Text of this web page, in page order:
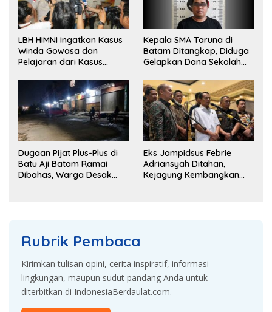
LBH HIMNI Ingatkan Kasus
Winda Gowasa dan
Pelajaran dari Kasus
Kepala SMA Taruna di
Batam Ditangkap, Diduga
Gelapkan Dana Sekolah
Dugaan Pijat Plus-Plus di
Batu Aji Batam Ramai
Dibahas, Warga Desak
Eks Jampidsus Febrie
Adriansyah Ditahan,
Kejagung Kembangkan
Rubrik Pembaca
Kirimkan tulisan opini, cerita inspiratif, informasi
lingkungan, maupun sudut pandang Anda untuk
diterbitkan di IndonesiaBerdaulat.com.